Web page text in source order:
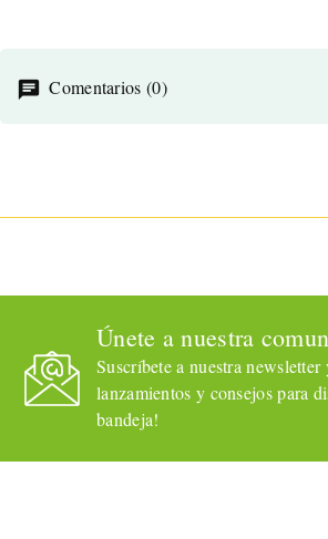
Comentarios (0)
Únete a nuestra
Suscríbete a nuestra
lanzamientos y consejos para
bandeja!